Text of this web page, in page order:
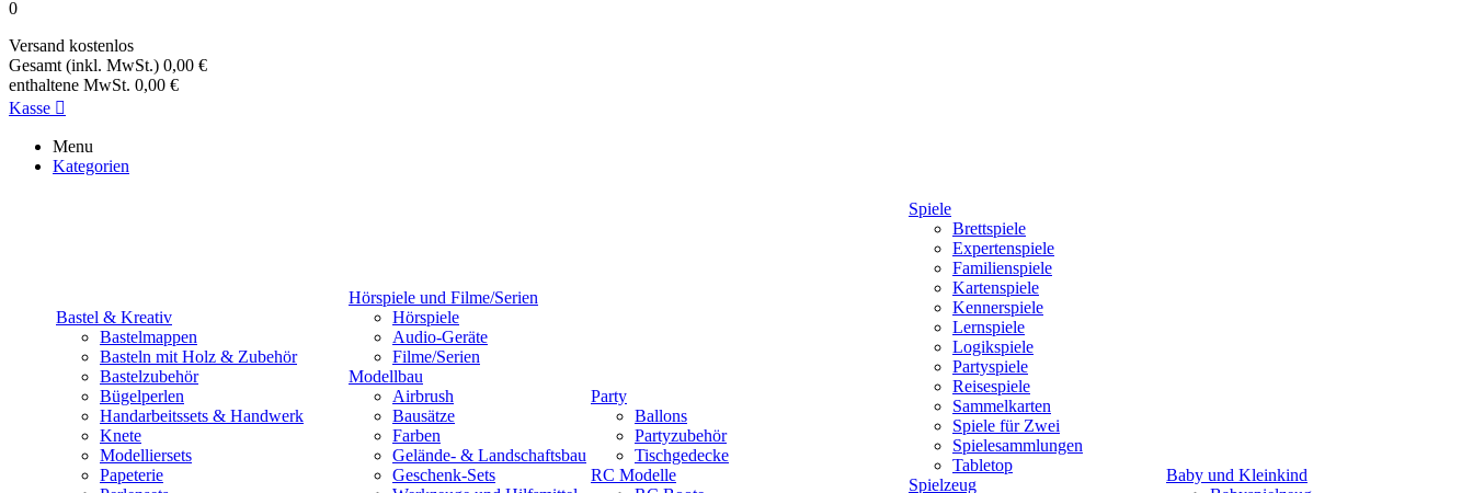
0
Versand kostenlos
Gesamt (inkl. MwSt.) 0,00 €
enthaltene MwSt. 0,00 €
Kasse 
Menu
Kategorien
Bastel & Kreativ
Bastelmappen
Basteln mit Holz & Zubehör
Bastelzubehör
Bügelperlen
Handarbeitssets & Handwerk
Knete
Modelliersets
Papeterie
Hörspiele und Filme/Serien
Hörspiele
Audio-Geräte
Filme/Serien
Modellbau
Airbrush
Bausätze
Farben
Gelände- & Landschaftsbau
Geschenk-Sets
Party
Ballons
Partyzubehör
Tischgedecke
RC Modelle
Spiele
Brettspiele
Expertenspiele
Familienspiele
Kartenspiele
Kennerspiele
Lernspiele
Logikspiele
Partyspiele
Reisespiele
Sammelkarten
Spiele für Zwei
Spielesammlungen
Tabletop
Spielzeug
Baby und Kleinkind